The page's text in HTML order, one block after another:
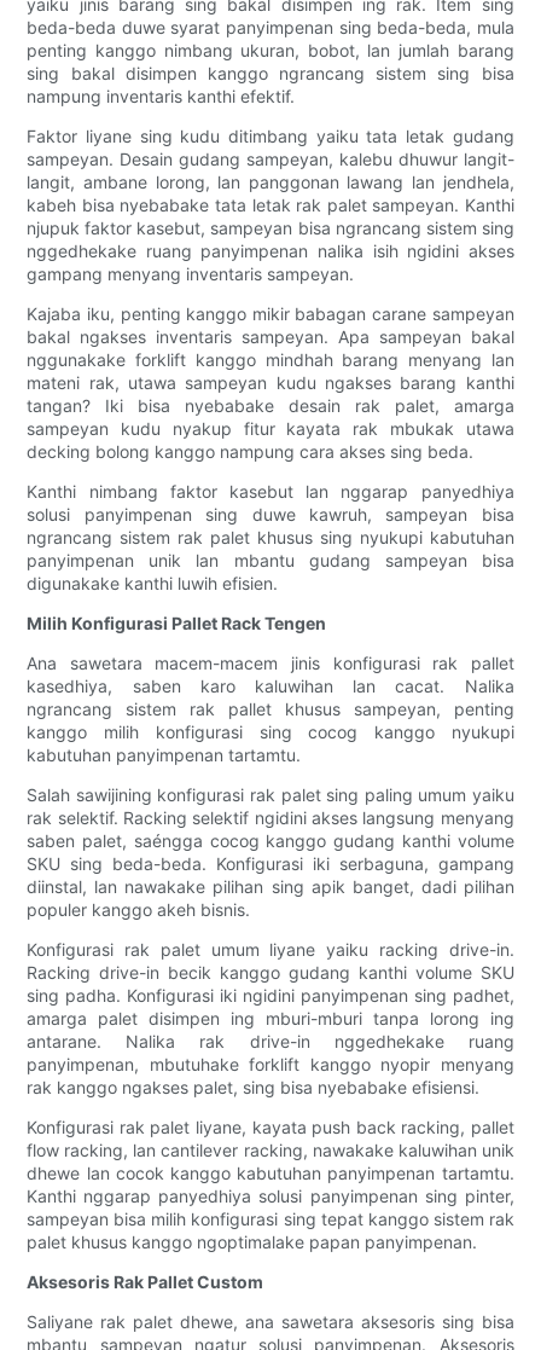
yaiku jinis barang sing bakal disimpen ing rak. Item sing
beda-beda duwe syarat panyimpenan sing beda-beda, mula
penting kanggo nimbang ukuran, bobot, lan jumlah barang
sing bakal disimpen kanggo ngrancang sistem sing bisa
nampung inventaris kanthi efektif.
Faktor liyane sing kudu ditimbang yaiku tata letak gudang
sampeyan. Desain gudang sampeyan, kalebu dhuwur langit-
langit, ambane lorong, lan panggonan lawang lan jendhela,
kabeh bisa nyebabake tata letak rak palet sampeyan. Kanthi
njupuk faktor kasebut, sampeyan bisa ngrancang sistem sing
nggedhekake ruang panyimpenan nalika isih ngidini akses
gampang menyang inventaris sampeyan.
Kajaba iku, penting kanggo mikir babagan carane sampeyan
bakal ngakses inventaris sampeyan. Apa sampeyan bakal
nggunakake forklift kanggo mindhah barang menyang lan
mateni rak, utawa sampeyan kudu ngakses barang kanthi
tangan? Iki bisa nyebabake desain rak palet, amarga
sampeyan kudu nyakup fitur kayata rak mbukak utawa
decking bolong kanggo nampung cara akses sing beda.
Kanthi nimbang faktor kasebut lan nggarap panyedhiya
solusi panyimpenan sing duwe kawruh, sampeyan bisa
ngrancang sistem rak palet khusus sing nyukupi kabutuhan
panyimpenan unik lan mbantu gudang sampeyan bisa
digunakake kanthi luwih efisien.
Milih Konfigurasi Pallet Rack Tengen
Ana sawetara macem-macem jinis konfigurasi rak pallet
kasedhiya, saben karo kaluwihan lan cacat. Nalika
ngrancang sistem rak pallet khusus sampeyan, penting
kanggo milih konfigurasi sing cocog kanggo nyukupi
kabutuhan panyimpenan tartamtu.
Salah sawijining konfigurasi rak palet sing paling umum yaiku
rak selektif. Racking selektif ngidini akses langsung menyang
saben palet, saéngga cocog kanggo gudang kanthi volume
SKU sing beda-beda. Konfigurasi iki serbaguna, gampang
diinstal, lan nawakake pilihan sing apik banget, dadi pilihan
populer kanggo akeh bisnis.
Konfigurasi rak palet umum liyane yaiku racking drive-in.
Racking drive-in becik kanggo gudang kanthi volume SKU
sing padha. Konfigurasi iki ngidini panyimpenan sing padhet,
amarga palet disimpen ing mburi-mburi tanpa lorong ing
antarane. Nalika rak drive-in nggedhekake ruang
panyimpenan, mbutuhake forklift kanggo nyopir menyang
rak kanggo ngakses palet, sing bisa nyebabake efisiensi.
Konfigurasi rak palet liyane, kayata push back racking, pallet
flow racking, lan cantilever racking, nawakake kaluwihan unik
dhewe lan cocok kanggo kabutuhan panyimpenan tartamtu.
Kanthi nggarap panyedhiya solusi panyimpenan sing pinter,
sampeyan bisa milih konfigurasi sing tepat kanggo sistem rak
palet khusus kanggo ngoptimalake papan panyimpenan.
Aksesoris Rak Pallet Custom
Saliyane rak palet dhewe, ana sawetara aksesoris sing bisa
mbantu sampeyan ngatur solusi panyimpenan. Aksesoris